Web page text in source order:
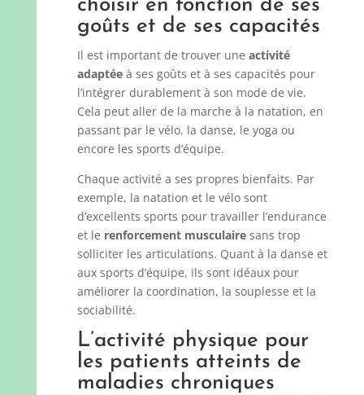
choisir en fonction de ses
goûts et de ses capacités
Il est important de trouver une activité
adaptéeà ses goûts et à ses capacités pour
l’intégrer durablement à son mode de vie.
Cela peut aller de la marche à la natation, en
passant par le vélo, la danse, le yoga ou
encore les sports d’équipe.
Chaque activité a ses propres bienfaits. Par
exemple, la natation et le vélo sont
d’excellents sports pour travailler l’endurance
et le renforcement musculairesans trop
solliciter les articulations. Quant à la danse et
aux sports d’équipe, ils sont idéaux pour
améliorer la coordination, la souplesse et la
sociabilité.
L’activité physique pour
les patients atteints de
maladies chroniques